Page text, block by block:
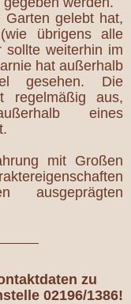
gelebt hat,
übrigens alle
sollte weiterhin im
hat außerhalb
gesehen. Die
regelmäßig aus,
eines
mit Großen
zu
02196/1386!